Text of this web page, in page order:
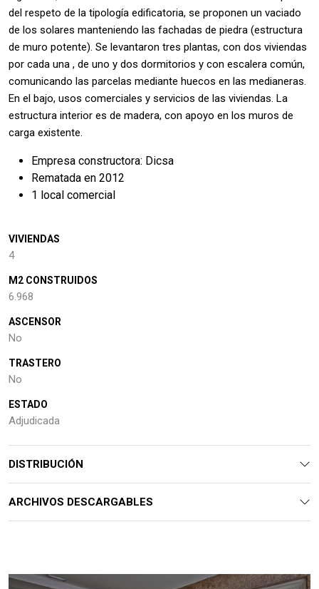
del respeto de la tipología edificatoria, se proponen un vaciado
de los solares manteniendo las fachadas de piedra (estructura
de muro potente). Se levantaron tres plantas, con dos viviendas
por cada una , de uno y dos dormitorios y con escalera común,
comunicando las parcelas mediante huecos en las medianeras.
En el bajo, usos comerciales y servicios de las viviendas. La
estructura interior es de madera, con apoyo en los muros de
carga existente.
Empresa constructora: Dicsa
Rematada en 2012
1 local comercial
VIVIENDAS
4
M2 CONSTRUIDOS
6.968
ASCENSOR
No
TRASTERO
No
ESTADO
Adjudicada
DISTRIBUCIÓN
ARCHIVOS DESCARGABLES